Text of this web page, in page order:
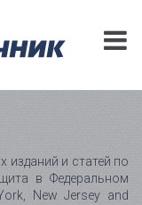
изданий и статей по
в Федеральном
New Jersey and